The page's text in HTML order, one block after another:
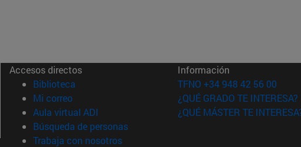
Accesos directos
Biblioteca (abre en nueva ventana)
Mi correo(abre en nueva ventana)
Aula virtual ADI (abre en nueva ventana)
Búsqueda de personas(abre en nueva ventana)
Trabaja con nosotros(abre en nueva ventana)
Información
TFNO +34 948 42 56 00
¿QUÉ GRADO TE INTERESA?
¿QUÉ MÁSTER TE